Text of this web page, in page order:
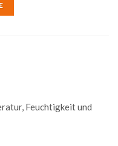
Feuchtigkeit und